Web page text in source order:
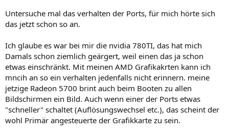
Untersuche mal das verhalten der Ports, für mich hörte sich
das jetzt schon so an.
Ich glaube es war bei mir die nvidia 780TI, das hat mich
Damals schon ziemlich geärgert, weil einen das ja schon
etwas einschränkt. Mit meinen AMD Grafikakrten kann ich
mncih an so ein verhalten jedenfalls nicht erinnern. meine
jetzige Radeon 5700 brint auch beim Booten zu allen
Bildschirmen ein Bild. Auch wenn einer der Ports etwas
"schneller" schaltet (Auflösungswechsel etc.), das scheint der
wohl Primär angesteuerte der Grafikkarte zu sein.